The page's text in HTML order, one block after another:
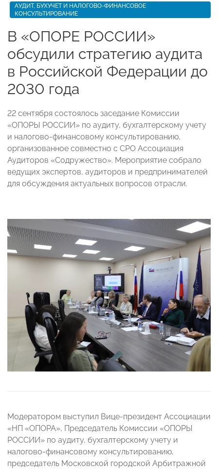
АУДИТ, БУХУЧЕТ И НАЛОГОВО-ФИНАНСОВОЕ
КОНСУЛЬТИРОВАНИЕ
В «ОПОРЕ РОССИИ»
обсудили стратегию аудита
в Российской Федерации до
2030 года
22 сентября состоялось заседание Комиссии
«ОПОРЫ РОССИИ» по аудиту, бухгалтерскому учету
и налогово-финансовому консультированию,
организованное совместно с СРО Ассоциация
Аудиторов «Содружество». Мероприятие собрало
ведущих экспертов, аудиторов и предпринимателей
для обсуждения актуальных вопросов отрасли.
Модератором выступил Вице-президент Ассоциации
«НП «ОПОРА», Председатель Комиссии «ОПОРЫ
РОССИИ» по аудиту, бухгалтерскому учету и
налогово-финансовому консультированию,
председатель Московской городской Арбитражной